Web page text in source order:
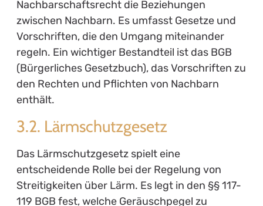
Nachbarschaftsrecht die Beziehungen
zwischen Nachbarn. Es umfasst Gesetze und
Vorschriften, die den Umgang miteinander
regeln. Ein wichtiger Bestandteil ist das BGB
(Bürgerliches Gesetzbuch), das Vorschriften zu
den Rechten und Pflichten von Nachbarn
enthält.
3.2. Lärmschutzgesetz
Das Lärmschutzgesetz spielt eine
entscheidende Rolle bei der Regelung von
Streitigkeiten über Lärm. Es legt in den §§ 117-
119 BGB fest, welche Geräuschpegel zu